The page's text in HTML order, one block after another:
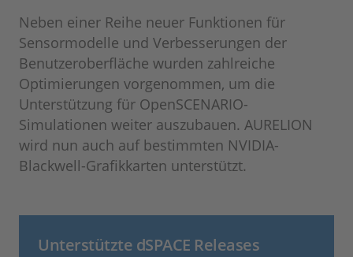
Neben einer Reihe neuer Funktionen für
Sensormodelle und Verbesserungen der
Benutzeroberfläche wurden zahlreiche
Optimierungen vorgenommen, um die
Unterstützung für OpenSCENARIO-
Simulationen weiter auszubauen. AURELION
wird nun auch auf bestimmten NVIDIA-
Blackwell-Grafikkarten unterstützt.
Unterstützte dSPACE Releases